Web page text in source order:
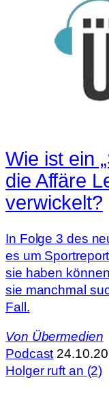
Wie ist ein
die Affäre
verwickelt?
In Folge 3 des
es um
sie haben
sie manchmal
Fall.
Von Übermedien
Podcast 24.10.20
Holger ruft an (2)